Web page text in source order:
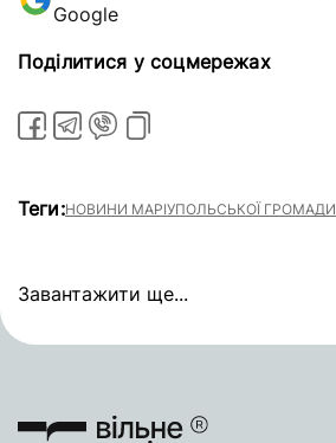
Google
Поділитися у соцмережах
Теги:НОВИНИ МАРІУПОЛЬСЬКОЇ ГРОМАДИ
Завантажити ще...